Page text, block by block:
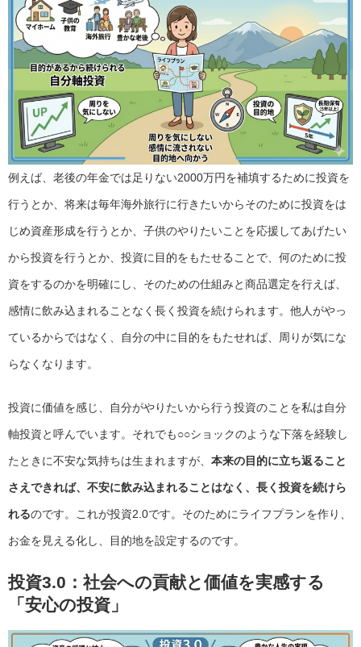
例えば、老後の年金では足りない2000万円を補填するために投資を
行うとか、将来は毎年海外旅行に行きたいからそのために投資をは
じめ資産形成を行うとか、子供のやりたいことを応援してあげたい
から投資を行うとか、投資に目的をもたせることで、何のために投
資をするのかを明確にし、そのための仕組みと商品選定を行えば、
感情に飲み込まれることなく長く投資を続けられます。他人がやっ
ているからではなく、自分の中に目的をもたせれば、周りが気にな
らなくなります。
投資に価値を感じ、自分がやりたいから行う投資のことを私は自分
軸投資と呼んでいます。それでも○○ショックのような下落を経験し
たときに不安な気持ちは生まれますが、 本来の目的に立ち返ること
さえできれば、不安に飲み込まれることはなく、長く投資を続けら
れるのです。これが投資2.0です。そのためにライフプランを作り、
お金を見える化し、目的地を設定するのです。
投資3.0 ：社会への貢献と価値を実感する
「安心の投資」